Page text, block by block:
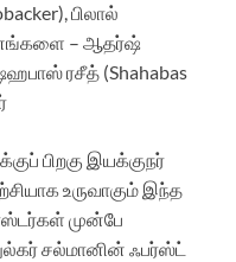
பிலால்
– ஆதர்ஷ்
ரசீத் (Shahabas
பிறகு இயக்குநர்
உருவாகும் இந்த
முன்பே
சல்மானின் ஃபர்ஸ்ட்